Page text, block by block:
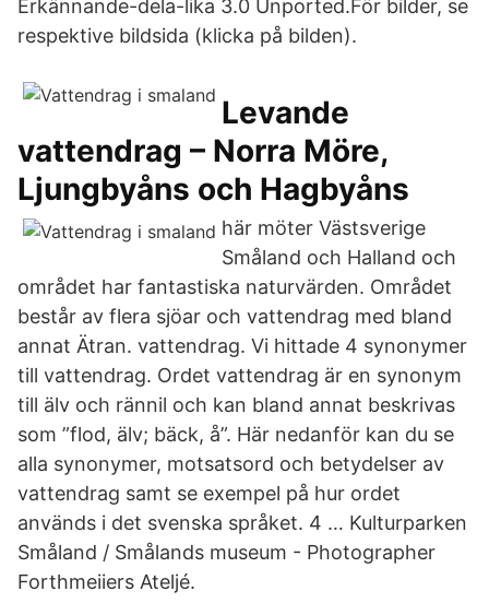
Erkännande-dela-lika 3.0 Unported.För bilder, se
respektive bildsida (klicka på bilden).
Levande
vattendrag – Norra Möre,
Ljungbyåns och Hagbyåns
här möter Västsverige
Småland och Halland och
området har fantastiska naturvärden. Området
består av flera sjöar och vattendrag med bland
annat Ätran. vattendrag. Vi hittade 4 synonymer
till vattendrag. Ordet vattendrag är en synonym
till älv och rännil och kan bland annat beskrivas
som ”flod, älv; bäck, å”. Här nedanför kan du se
alla synonymer, motsatsord och betydelser av
vattendrag samt se exempel på hur ordet
används i det svenska språket. 4 … Kulturparken
Småland / Smålands museum - Photographer
Forthmeiiers Ateljé.